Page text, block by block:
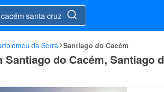
da Serra Santiago do Cacém
do Cacém, Santiago